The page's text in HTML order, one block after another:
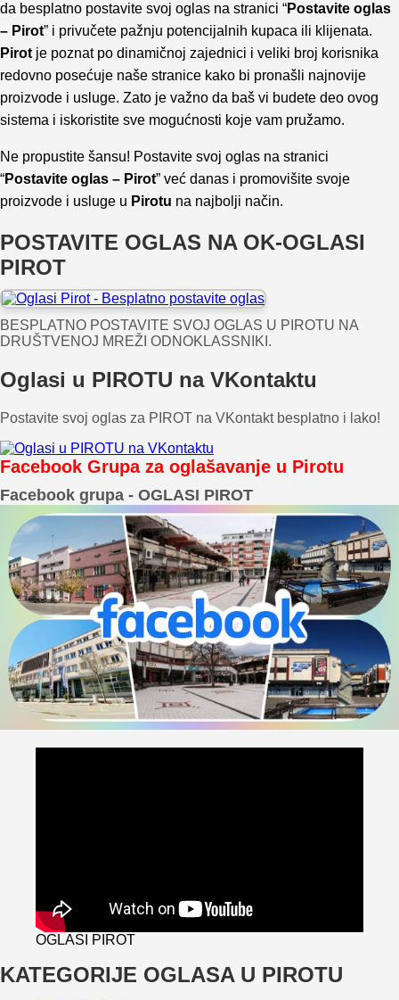
da besplatno postavite svoj oglas na stranici “Postavite oglas
– Pirot” i privučete pažnju potencijalnih kupaca ili klijenata.
Pirot je poznat po dinamičnoj zajednici i veliki broj korisnika
redovno posećuje naše stranice kako bi pronašli najnovije
proizvode i usluge. Zato je važno da baš vi budete deo ovog
sistema i iskoristite sve mogućnosti koje vam pružamo.
Ne propustite šansu! Postavite svoj oglas na stranici
“Postavite oglas – Pirot” već danas i promovišite svoje
proizvode i usluge u Pirotu na najbolji način.
POSTAVITE OGLAS NA OK-OGLASI
PIROT
BESPLATNO POSTAVITE SVOJ OGLAS U PIROTU NA
DRUŠTVENOJ MREŽI ODNOKLASSNIKI.
Oglasi u PIROTU na VKontaktu
Postavite svoj oglas za PIROT na VKontakt besplatno i lako!
Facebook Grupa za oglašavanje u Pirotu
Facebook grupa - OGLASI PIROT
OGLASI PIROT
KATEGORIJE OGLASA U PIROTU